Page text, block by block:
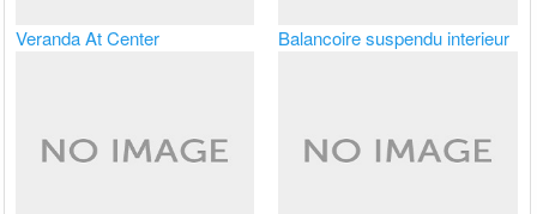
Veranda At Center Balancoire suspendu interieur